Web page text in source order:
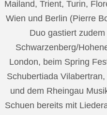
Mailand, Trient, Turin,
Wien und Berlin (Pierre
Duo gastiert
Schwarzenberg/
London, beim Spring
Schubertiada
und dem Rheingau
Schuen bereits mit